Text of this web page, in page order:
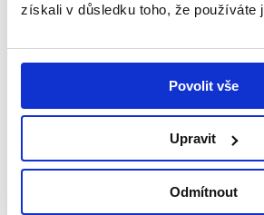
získali v důsledku toho, že používáte
Povolit vše
Upravit
Odmítnout
Snažíme se dělat vše
byla šťastná – příběh Amálky
V rodinném domku v Úpici na
čtyřčlenná rodina – maminka Iva,
jejich dvě dcery, Natálka...